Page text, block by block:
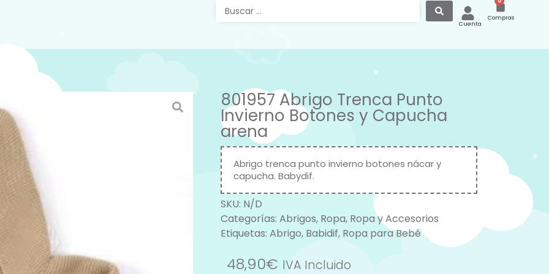
Cuenta
Compras
801957 Abrigo Trenca Punto
Invierno Botones y Capucha
arena
Abrigo trenca punto invierno botones nácar y
capucha. Babydif.
SKU: N/D
Categorías: Abrigos, Ropa, Ropa y Accesorios
Etiquetas: Abrigo, Babidif, Ropa para Bebé
48,90€ IVA Incluido